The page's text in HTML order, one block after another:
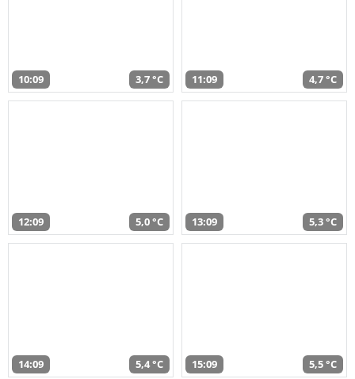
10:09 3,7 °C 11:09 4,7 °C
12:09 5,0 °C 13:09 5,3 °C
14:09 5,4 °C 15:09 5,5 °C